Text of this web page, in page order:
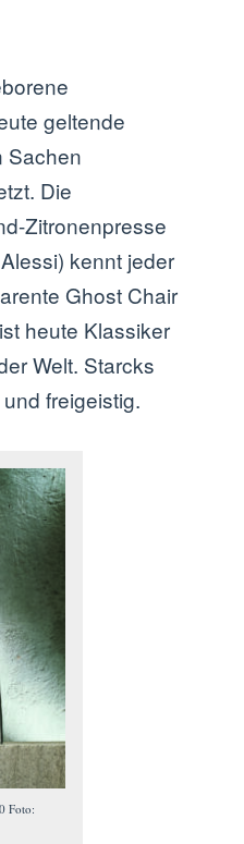
geltende
Sachen
Die
Zitronenpresse
kennt jeder
Ghost Chair
heute Klassiker
Welt. Starcks
freigeistig.
Foto: